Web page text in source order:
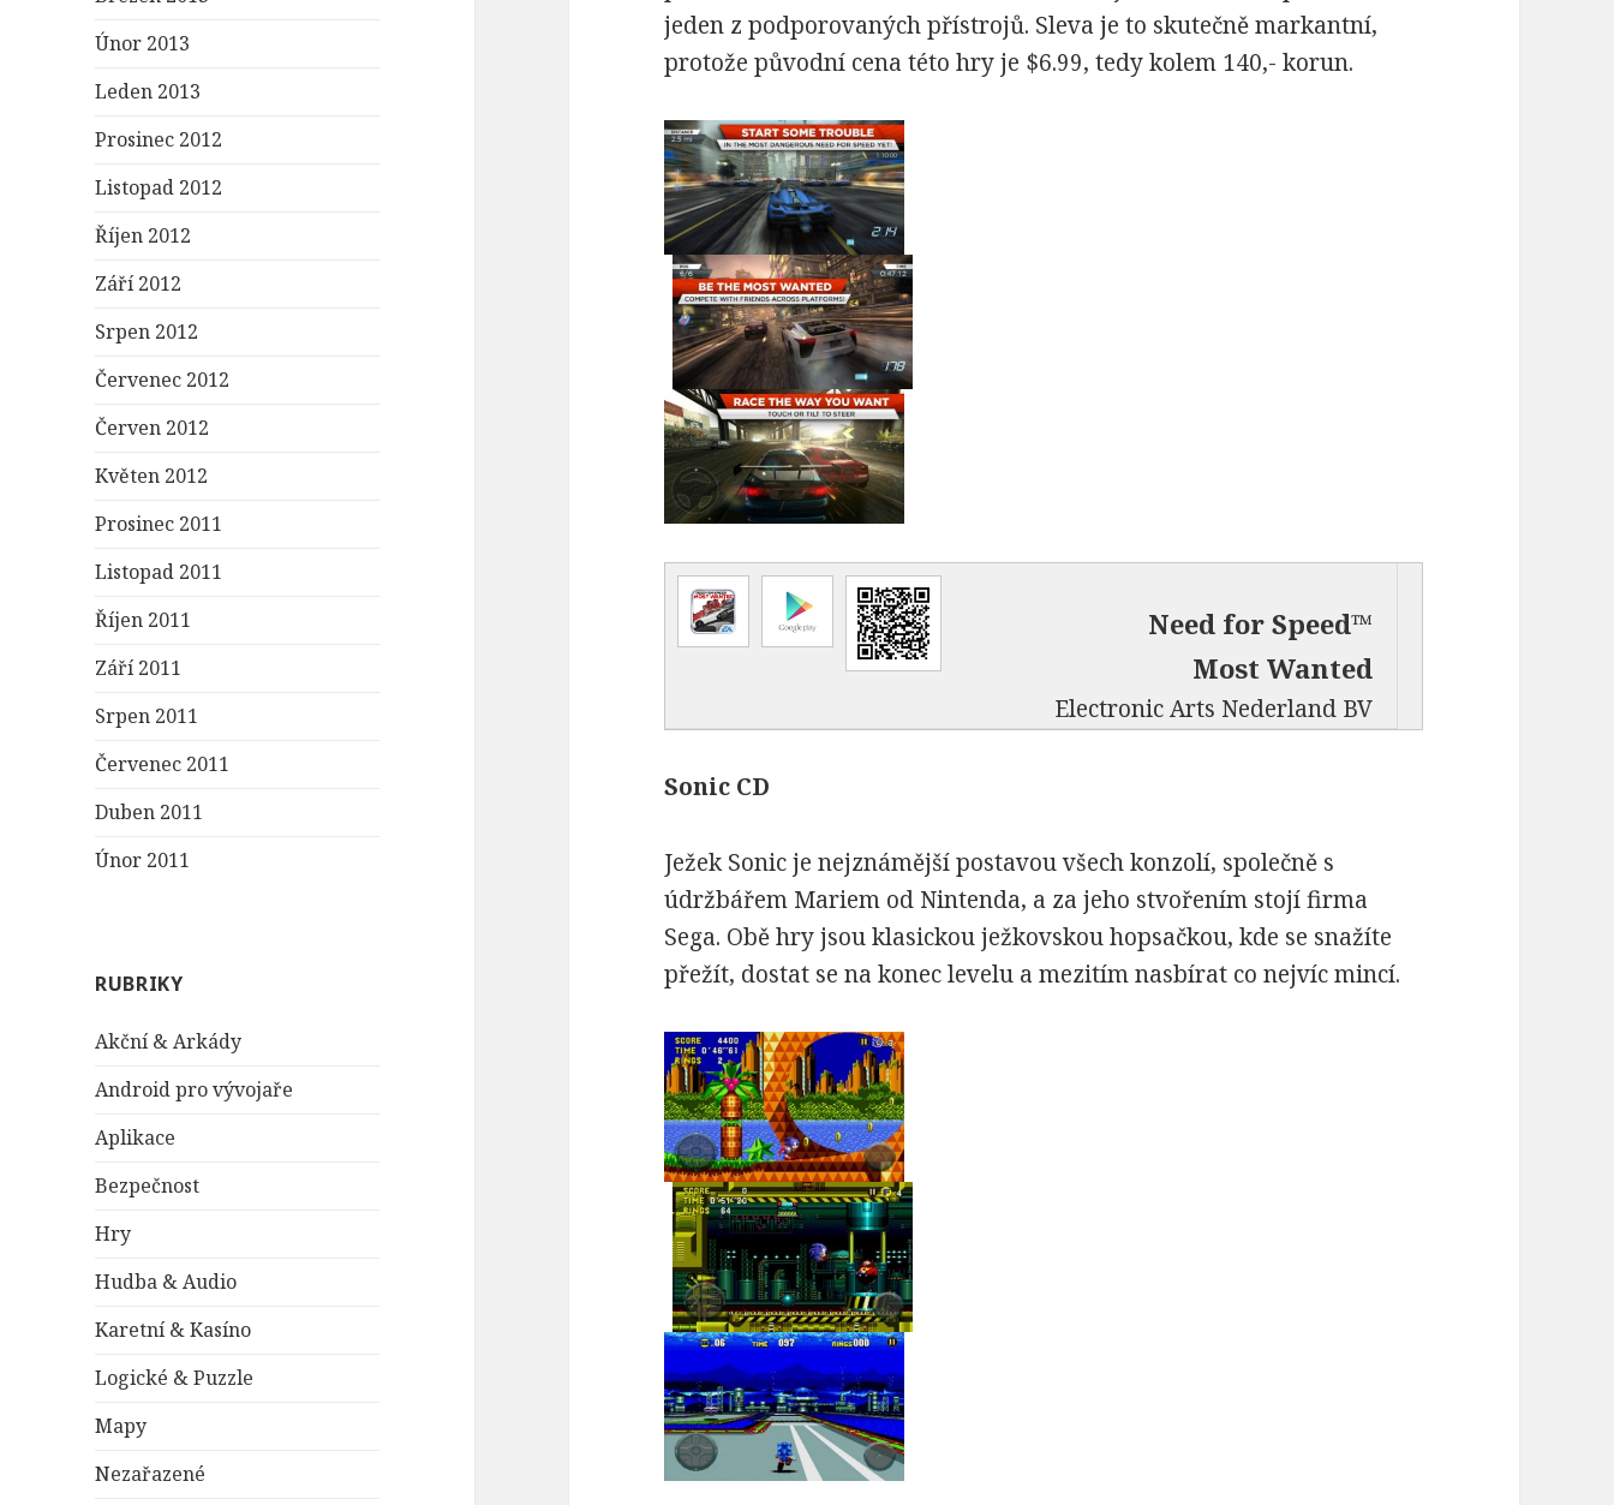
Únor 2013
Leden 2013
Prosinec 2012
Listopad 2012
Říjen 2012
Září 2012
Srpen 2012
Červenec 2012
Červen 2012
Květen 2012
Prosinec 2011
Listopad 2011
Říjen 2011
Září 2011
Srpen 2011
Červenec 2011
Duben 2011
Únor 2011
RUBRIKY
Akční & Arkády
Android pro vývojaře
Aplikace
Bezpečnost
Hry
Hudba & Audio
Karetní & Kasíno
Logické & Puzzle
Mapy
Nezařazené
jeden z podporovaných přístrojů. Sleva je to skutečně markantní,
protože původní cena této hry je $6.99, tedy kolem 140,- korun.
Need for Speed™
Most Wanted
Electronic Arts Nederland BV
Sonic CD
Ježek Sonic je nejznámější postavou všech konzolí, společně s
údržbářem Mariem od Nintenda, a za jeho stvořením stojí firma
Sega. Obě hry jsou klasickou ježkovskou hopsačkou, kde se snažíte
přežít, dostat se na konec levelu a mezitím nasbírat co nejvíc mincí.